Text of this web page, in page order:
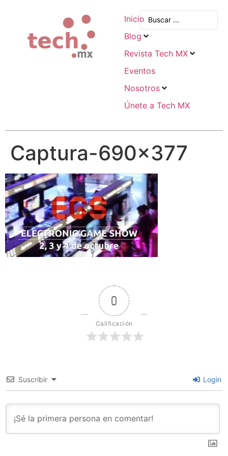
Inicio
Blog
Revista Tech MX
Eventos
Nosotros
Únete a Tech MX
Captura-690×377
0
Calificación
Suscribir Login